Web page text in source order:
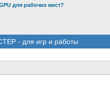
для рабочих мест?
- для игр и работы